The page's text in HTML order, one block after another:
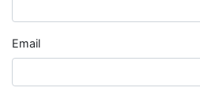
Email